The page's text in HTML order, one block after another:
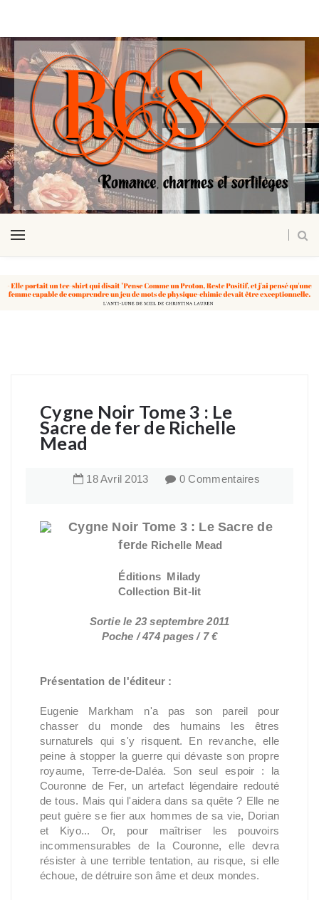
Cygne Noir Tome 3 : Le
Sacre de fer de Richelle
Mead
18Avril 2013 0 Commentaires
Cygne Noir Tome 3 : Le Sacre de
ferde Richelle Mead
Éditions Milady
Collection Bit-lit
Sortie le 23 septembre 2011
Poche / 474 pages / 7 €
Présentation de l'éditeur :
Eugenie Markham n'a pas son pareil pour
chasser du monde des humains les êtres
surnaturels qui s'y risquent. En revanche, elle
peine à stopper la guerre qui dévaste son propre
royaume, Terre-de-Daléa. Son seul espoir : la
Couronne de Fer, un artefact légendaire redouté
de tous. Mais qui l'aidera dans sa quête ? Elle ne
peut guère se fier aux hommes de sa vie, Dorian
et Kiyo... Or, pour maîtriser les pouvoirs
incommensurables de la Couronne, elle devra
résister à une terrible tentation, au risque, si elle
échoue, de détruire son âme et deux mondes.